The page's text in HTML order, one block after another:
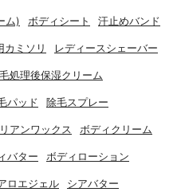
ム) ボディシート 汗止めバンド
カミソリ レディースシェーバー
処理後保湿クリーム
パッド 除毛スプレー
アンワックス ボディクリーム
バター ボディローション
ロエジェル シアバター